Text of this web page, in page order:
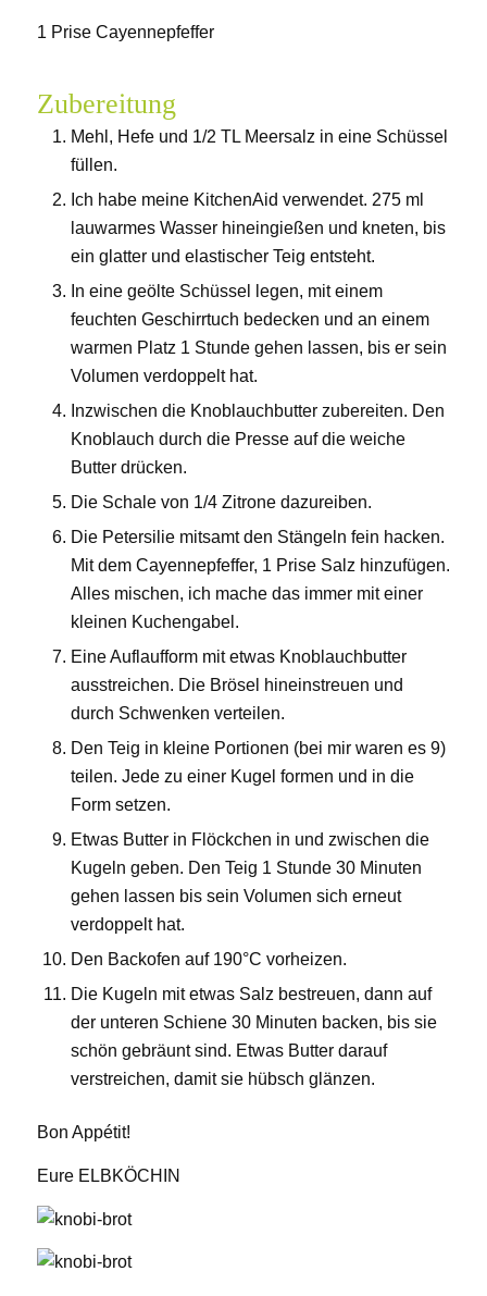
1 Prise Cayennepfeffer
Zubereitung
Mehl, Hefe und 1/2 TL Meersalz in eine Schüssel
füllen.
Ich habe meine KitchenAid verwendet. 275 ml
lauwarmes Wasser hineingießen und kneten, bis
ein glatter und elastischer Teig entsteht.
In eine geölte Schüssel legen, mit einem
feuchten Geschirrtuch bedecken und an einem
warmen Platz 1 Stunde gehen lassen, bis er sein
Volumen verdoppelt hat.
Inzwischen die Knoblauchbutter zubereiten. Den
Knoblauch durch die Presse auf die weiche
Butter drücken.
Die Schale von 1/4 Zitrone dazureiben.
Die Petersilie mitsamt den Stängeln fein hacken.
Mit dem Cayennepfeffer, 1 Prise Salz hinzufügen.
Alles mischen, ich mache das immer mit einer
kleinen Kuchengabel.
Eine Auflaufform mit etwas Knoblauchbutter
ausstreichen. Die Brösel hineinstreuen und
durch Schwenken verteilen.
Den Teig in kleine Portionen (bei mir waren es 9)
teilen. Jede zu einer Kugel formen und in die
Form setzen.
Etwas Butter in Flöckchen in und zwischen die
Kugeln geben. Den Teig 1 Stunde 30 Minuten
gehen lassen bis sein Volumen sich erneut
verdoppelt hat.
Den Backofen auf 190°C vorheizen.
Die Kugeln mit etwas Salz bestreuen, dann auf
der unteren Schiene 30 Minuten backen, bis sie
schön gebräunt sind. Etwas Butter darauf
verstreichen, damit sie hübsch glänzen.
Bon Appétit!
Eure ELBKÖCHIN